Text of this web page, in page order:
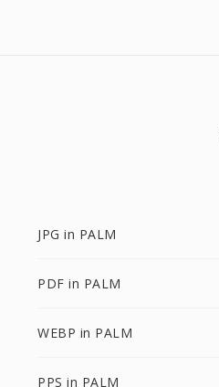
JPG in PALM
PDF in PALM
WEBP in PALM
PPS in PALM